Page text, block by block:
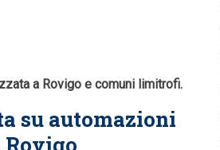
a Rovigo e comuni limitrofi.
su automazioni